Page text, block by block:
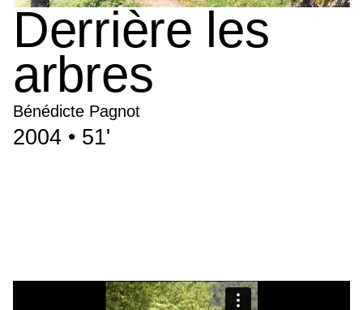
Derrière les
arbres
Bénédicte Pagnot
2004 • 51'